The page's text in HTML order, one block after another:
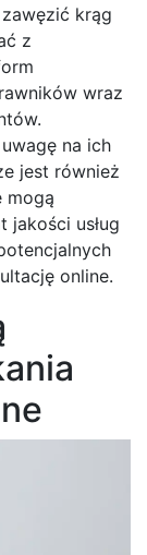
krąg
z
wraz
na ich
jest również
mogą
jakości usług
online.